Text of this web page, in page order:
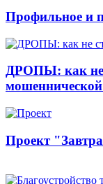
Профильное и
ДРОПЫ: как не
Проект